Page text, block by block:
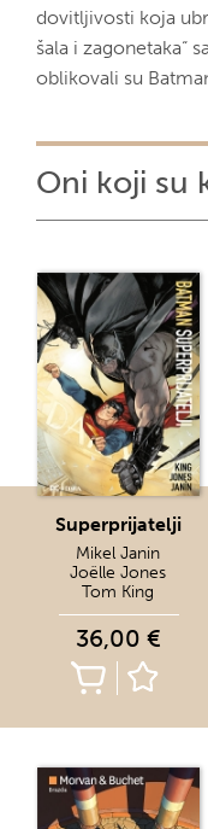
dovitljivosti koja
šala i zagonetaka“
oblikovali su
Oni koji su
Superprijatelji
Mikel Janin
Joëlle Jones
Tom King
36,00 €